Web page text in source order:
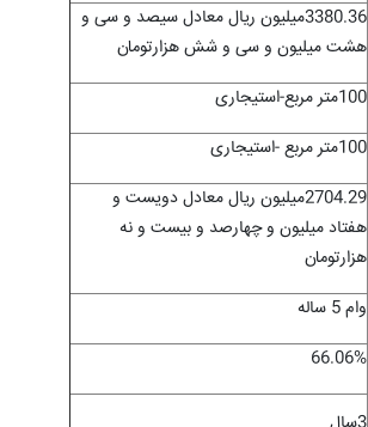
3380.36میلیون ریال معادل سیصد و سی و
هشت میلیون و سی و شش هزارتومان
100متر مربع-استیجاری
100متر مربع -استیجاری
2704.29میلیون ریال معادل دویست و
هفتاد میلیون و چهارصد و بیست و نه
هزارتومان
وام 5 ساله
66.06%